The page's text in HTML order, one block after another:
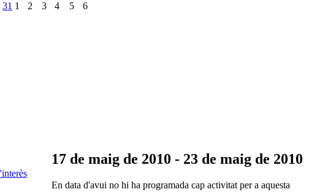
31 1 2 3 4 5 6
17 de maig de 2010 - 23 de maig de 2010
En data d'avui no hi ha programada cap activitat per a aquesta